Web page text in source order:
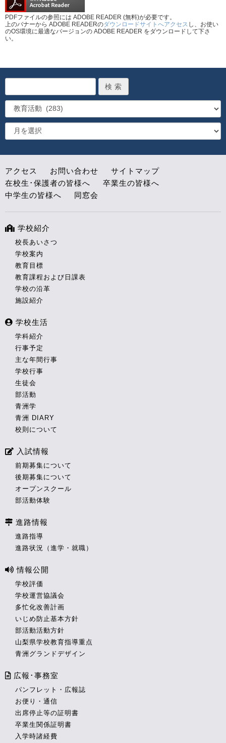
PDFファイルの参照には ADOBE READER (無料)が必要です。
上のバナーから ADOBE READERのダウンロードサイトへアクセス し、お使い
のOS環境に最適なバージョンの ADOBE READER をダウンロードして下さ
い。
アクセス お問い合わせ
サイトマップ
在校生･保護者の皆様へ
卒業生の皆様へ
中学生の皆様へ
同窓会
学校紹介
校長あいさつ
学校案内
教育目標
教育課程および日課表
学校の沿革
施設紹介
学校生活
学科紹介
行事予定
主な年間行事
学校行事
生徒会
部活動
青洲学
青洲 DIARY
校則について
入試情報
前期募集について
後期募集について
オープンスクール
部活動体験
進路情報
進路指導
進路状況（進学・就職）
情報公開
学校評価
学校運営協議会
多忙化改善計画
いじめ防止基本方針
部活動活動方針
山梨県学校教育指導重点
青洲グランドデザイン
広報･事務室
パンフレット・広報誌
お便り・通信
出席停止等の証明書
卒業生関係証明書
入学時諸経費